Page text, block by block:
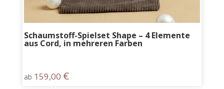
Schaumstoff-Spielset Shape – 4 Elemente
aus Cord, in mehreren Farben
ab 159,00 €